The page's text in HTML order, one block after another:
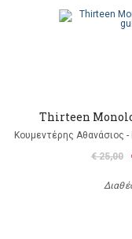
Thirteen
Κουμεντέρης Αθανάσιος
€ 25,00